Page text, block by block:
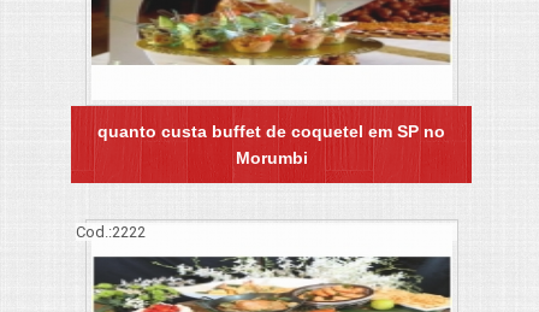
quanto custa buffet de coquetel em SP no
Morumbi
Cod.:2222